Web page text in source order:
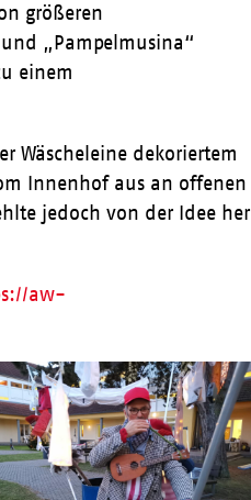
größeren
„Pampelmusina“
einem
Wäscheleine dekoriertem
Innenhof aus an offenen
jedoch von der Idee her
aw-